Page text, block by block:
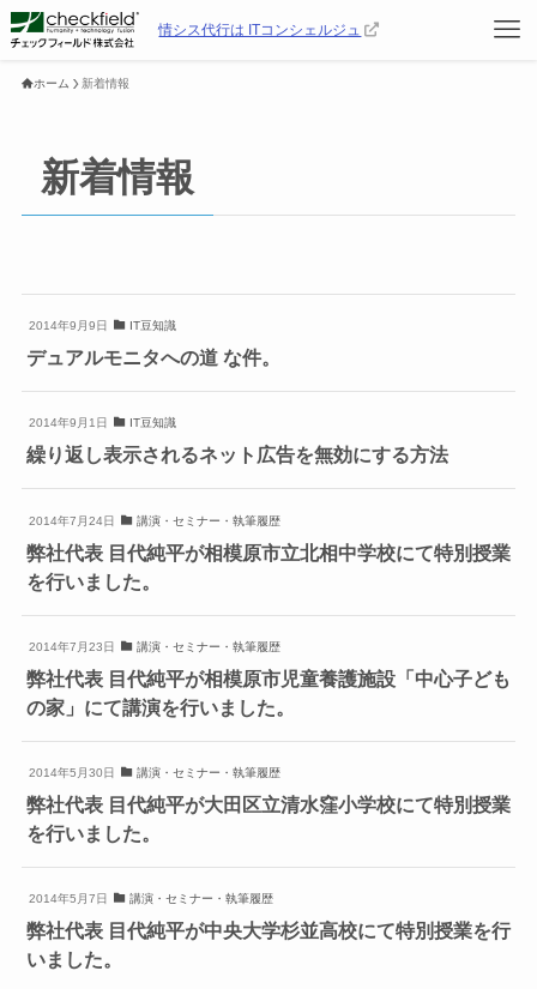
情シス代行は ITコンシェルジュ
ホーム 新着情報
新着情報
2014年9月9日 IT豆知識
デュアルモニタへの道 な件。
2014年9月1日 IT豆知識
繰り返し表示されるネット広告を無効にする方法
2014年7月24日 講演・セミナー・執筆履歴
弊社代表 目代純平が相模原市立北相中学校にて特別授業
を行いました。
2014年7月23日 講演・セミナー・執筆履歴
弊社代表 目代純平が相模原市児童養護施設「中心子ども
の家」にて講演を行いました。
2014年5月30日 講演・セミナー・執筆履歴
弊社代表 目代純平が大田区立清水窪小学校にて特別授業
を行いました。
2014年5月7日 講演・セミナー・執筆履歴
弊社代表 目代純平が中央大学杉並高校にて特別授業を行
いました。